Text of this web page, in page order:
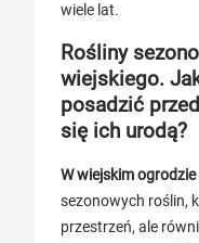
wiele lat.
Rośliny
wiejskiego.
posadzić
się ich urodą?
W wiejskim ogrodzie
sezonowych roślin,
przestrzeń, ale